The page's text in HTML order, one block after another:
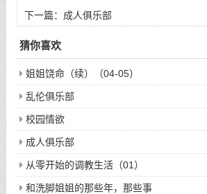
下一篇： 成人俱乐部
猜你喜欢
姐姐饶命（续）（04-05）
乱伦俱乐部
校园情欲
成人俱乐部
从零开始的调教生活（01）
和洗脚姐姐的那些年，那些事